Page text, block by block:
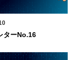
ターNo.16